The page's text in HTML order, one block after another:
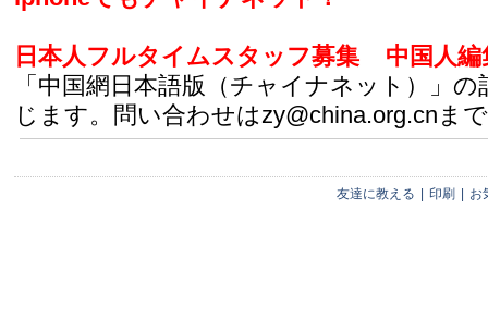
日本人フルタイムスタッフ募集
中国人
「中国網日本語版（チャイナネット）」
じます。問い合わせはzy@china.org.cnまで
友達に教える 印刷 お